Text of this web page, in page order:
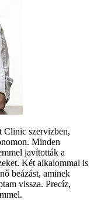
Clinic szervizben,
Minden
javították a
Két alkalommal is
beázást, aminek
vissza. Precíz,